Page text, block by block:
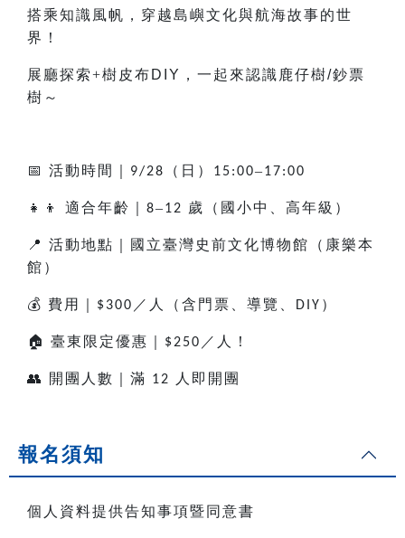
搭乘知識風帆，穿越島嶼文化與航海故事的世
界！
展廳探索+樹皮布 DIY ，一起來認識鹿仔樹/鈔票
樹～
📅 活動時間｜ 9/28 （日） 15:00–17:00
👧👦 適合年齡｜ 8–12 歲（國小中、高年級）
📍 活動地點｜國立臺灣史前文化博物館（康樂本
館）
💰 費用｜ $300 ／人（含門票、導覽、 DIY ）
🏠 臺東限定優惠｜ $250 ／人！
👥 開團人數｜滿 12 人即開團
報名須知
個人資料提供告知事項暨同意書